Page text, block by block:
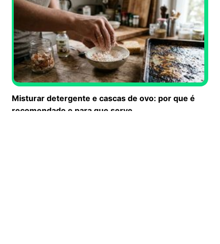
Misturar detergente e cascas de ovo: por que é
recomendado e para que serve